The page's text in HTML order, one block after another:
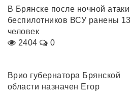
В Брянске после ночной атаки
беспилотников ВСУ ранены 13
человек
2404
0
Врио губернатора Брянской
области назначен Егор